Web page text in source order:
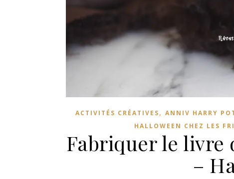
ACTIVITÉS CRÉATIVES, ANNIV HARRY
HALLOWEEN CHEZ LES
Fabriquer le livre
–